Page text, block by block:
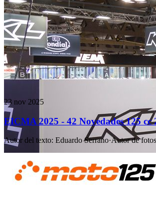
23 nov 2025
EICMA 2025 - 42 Novedades 125 cc
Autor del texto: Eduardo Serrano·Autor de fotos